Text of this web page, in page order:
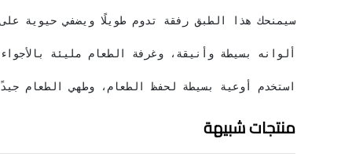
استخدم أوعية بسيطة لحفظ الطعام، وطهي الطعام
منتجات شبيهة